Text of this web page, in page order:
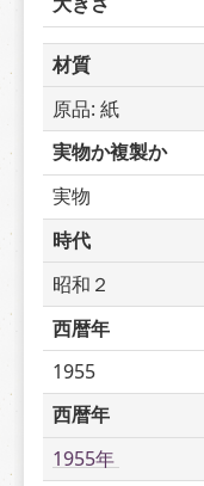
材質
原品: 紙
実物か複製か
実物
時代
昭和２
西暦年
1955
西暦年
1955年